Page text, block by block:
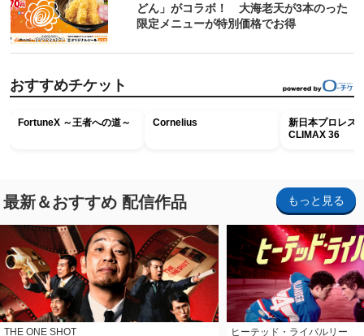
どん」がコラボ！ 大海老天が3本のった
限定メニューが特別価格でお得
おすすめチケット
FortuneX ～王者への道～ Cornelius
新日本プロレス
CLIMAX 36
最新＆おすすめ 配信作品 もっと見る
THE ONE SHOT
ヒーテッド・ライバルリー